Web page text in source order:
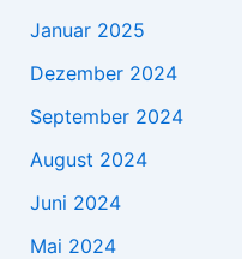
Januar 2025
Dezember 2024
September 2024
August 2024
Juni 2024
Mai 2024